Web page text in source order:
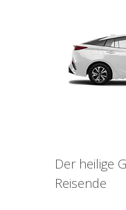
Der heilige
Reisende